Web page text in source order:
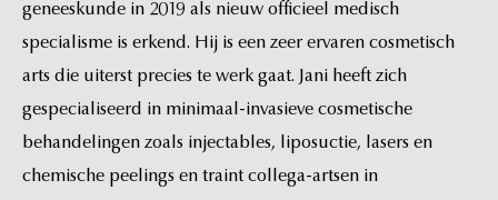
geneeskunde in 2019 als nieuw officieel
medisch
specialisme is erkend. Hij is een zeer ervaren cosmetisch
arts die uiterst precies te werk gaat. Jani heeft zich
gespecialiseerd in minimaal-invasieve cosmetische
behandelingen zoals injectables, liposuctie, lasers en
chemische peelings en traint collega-artsen in